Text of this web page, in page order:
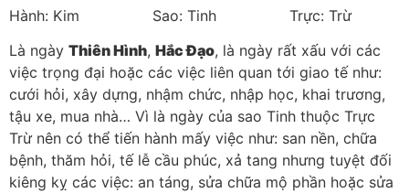
Hành: Kim Sao: Tinh Trực: Trừ
Là ngày Thiên Hình, Hắc Đạo, là ngày rất xấu với các
việc trọng đại hoặc các việc liên quan tới giao tế như:
cưới hỏi, xây dựng, nhậm chức, nhập học, khai trương,
tậu xe, mua nhà… Vì là ngày của sao Tinh thuộc Trực
Trừ nên có thể tiến hành mấy việc như: san nền, chữa
bệnh, thăm hỏi, tế lễ cầu phúc, xả tang nhưng tuyệt đối
kiêng kỵ các việc: an táng, sửa chữa mộ phần hoặc sửa